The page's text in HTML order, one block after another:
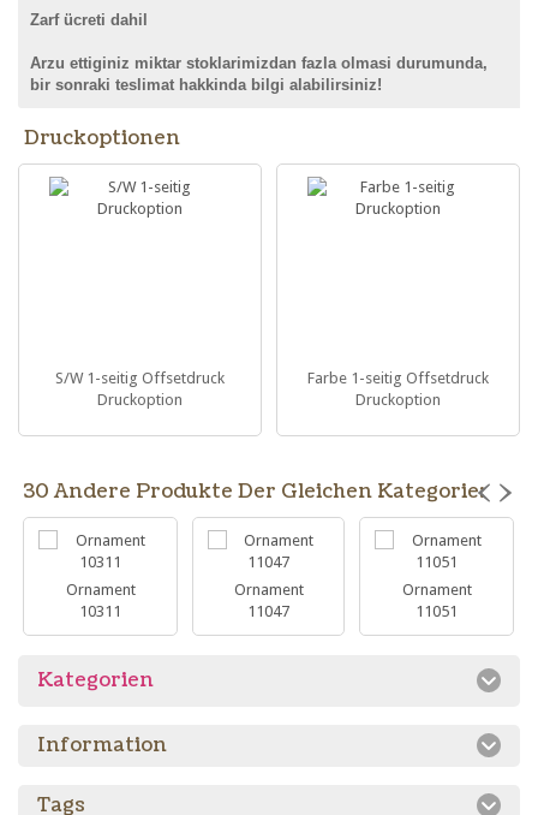
Zarf ücreti dahil
Arzu ettiginiz miktar stoklarimizdan fazla olmasi durumunda,
bir sonraki teslimat hakkinda bilgi alabilirsiniz!
Druckoptionen
S/W 1-seitig Offsetdruck
Druckoption
Farbe 1-seitig Offsetdruck
Druckoption
30 Andere Produkte Der Gleichen Kategorie:
Ornament
10311
Ornament
11047
Ornament
11051
Kategorien
Information
Tags